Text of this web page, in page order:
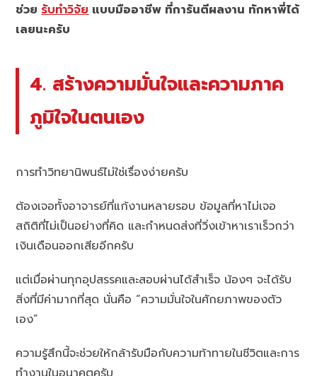
ช่วยรับทำวิจัยแบบมืออาชีพ ที่การันตีผลงาน ทักหาพี่ได้
เลยนะครับ
4. สร้างความมั่นใจและความภาค
ภูมิใจในตนเอง
การทำวิทยานิพนธ์ไม่ใช่เรื่องง่ายครับ
ต้องเจอทั้งอาจารย์ที่แก้งานหลายรอบ ข้อมูลที่หาไม่เจอ
สถิติที่ไม่เป็นอย่างที่คิด และกำหนดส่งที่วิ่งเข้าหาเราเร็วกว่า
เงินเดือนออกเสียอีกครับ
แต่เมื่อผ่านทุกอุปสรรคและสอบผ่านได้สำเร็จ น้องๆ จะได้รับ
สิ่งที่มีค่ามากที่สุด นั่นคือ “ความมั่นใจในศักยภาพของตัว
เอง”
ความรู้สึกนี้จะช่วยให้กล้ารับมือกับความท้าทายในชีวิตและการ